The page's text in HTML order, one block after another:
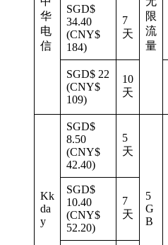
华
电
信
限
流
量
SGD$
34.40
(CNY$
184)
7
天
SGD$ 22
(CNY$
109)
10
天
Kk
da
y
SGD$
8.50
(CNY$
42.40)
5
天
5
G
B
SGD$
10.40
(CNY$
52.20)
7
天